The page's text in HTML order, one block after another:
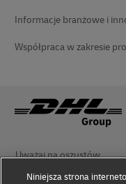
Informacje branżowe i
Współpraca w zakresie
Uważaj na oszustów
Niniejsza strona